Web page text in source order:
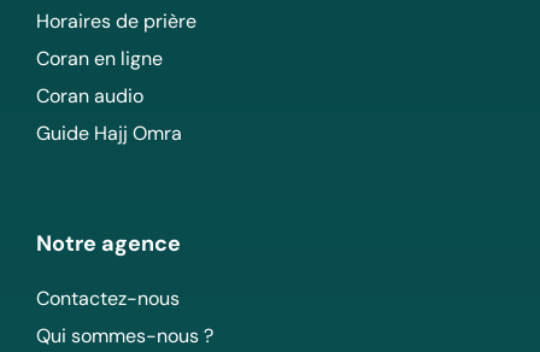
Horaires de prière
Coran en ligne
Coran audio
Guide Hajj Omra
Notre agence
Contactez-nous
Qui sommes-nous ?